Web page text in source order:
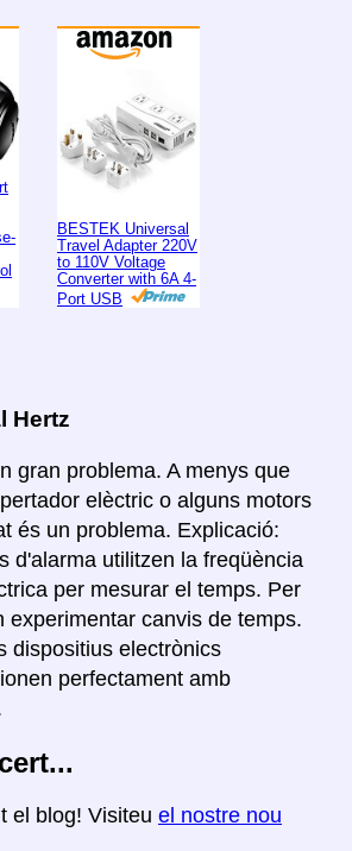
BESTEK Universal
Travel Adapter 220V
to 110V Voltage
Converter with 6A 4-
Port USB
Hertz
gran problema. A menys que
elèctric o alguns motors
és un problema. Explicació:
d'alarma utilitzen la freqüència
per mesurar el temps. Per
experimentar canvis de temps.
dispositius electrònics
perfectament amb
el blog! Visiteu el nostre nou